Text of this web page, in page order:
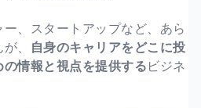
、スタートアップなど、あら
、
自身のキャリアをどこに投
情報と視点を提供するビジネ